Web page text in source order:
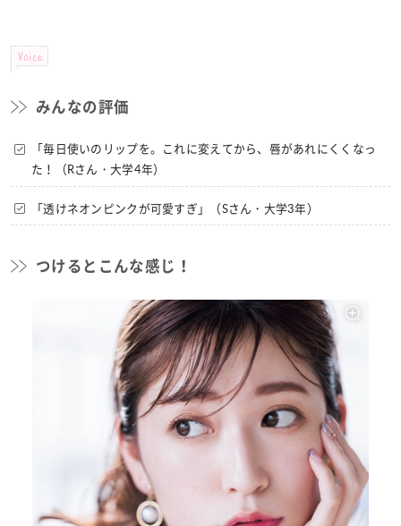
Voice
みんなの評価
「毎日使いのリップを。これに変えてから、唇があれにくくなっ
た！（Rさん・大学4年）
「透けネオンピンクが可愛すぎ」（Sさん・大学3年）
つけるとこんな感じ！